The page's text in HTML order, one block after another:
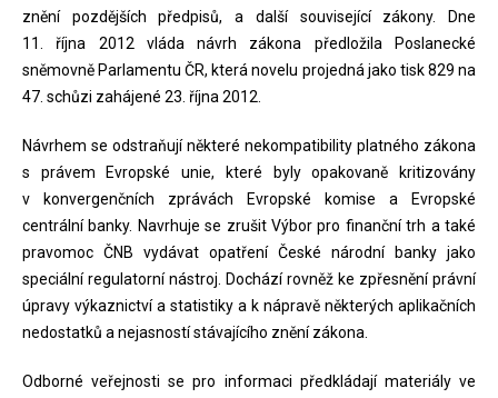
znění pozdějších předpisů, a další související zákony. Dne
11. října 2012 vláda návrh zákona předložila Poslanecké
sněmovně Parlamentu ČR, která novelu projedná jako tisk 829 na
47. schůzi zahájené 23. října 2012.
Návrhem se odstraňují některé nekompatibility platného zákona
s právem Evropské unie, které byly opakovaně kritizovány
v konvergenčních zprávách Evropské komise a Evropské
centrální banky. Navrhuje se zrušit Výbor pro finanční trh a také
pravomoc ČNB vydávat opatření České národní banky jako
speciální regulatorní nástroj. Dochází rovněž ke zpřesnění právní
úpravy výkaznictví a statistiky a k nápravě některých aplikačních
nedostatků a nejasností stávajícího znění zákona.
Odborné veřejnosti se pro informaci předkládají materiály ve